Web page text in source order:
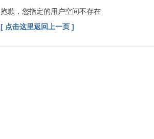
抱歉，您指定的用户空间不存在
[ 点击这里返回上一页 ]